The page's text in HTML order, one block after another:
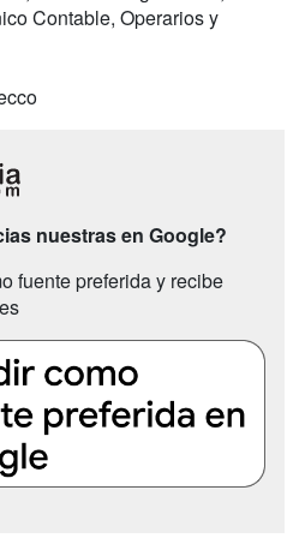
Contable, Operarios y
nuestras en Google?
fuente preferida y recibe